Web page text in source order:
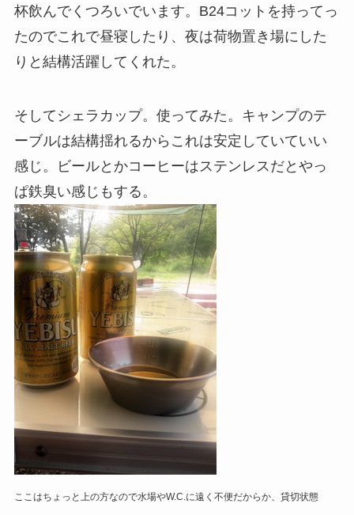
杯飲んでくつろいでいます。B24コットを持ってっ
たのでこれで昼寝したり、夜は荷物置き場にした
りと結構活躍してくれた。
そしてシェラカップ。使ってみた。キャンプのテ
ーブルは結構揺れるからこれは安定していていい
感じ。ビールとかコーヒーはステンレスだとやっ
ぱ鉄臭い感じもする。
ここはちょっと上の方なので水場やW.C.に遠く不便だからか、貸切状態